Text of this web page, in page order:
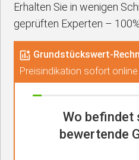
Erhalten Sie in wenigen
geprüften Experten –
Grundstückswert-
Preisindikation sofort